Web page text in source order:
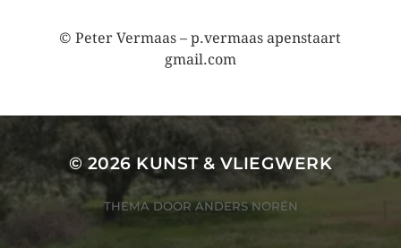
© Peter Vermaas – p.vermaas apenstaart
gmail.com
© 2026 KUNST & VLIEGWERK
THEMA DOORANDERS NORÉN